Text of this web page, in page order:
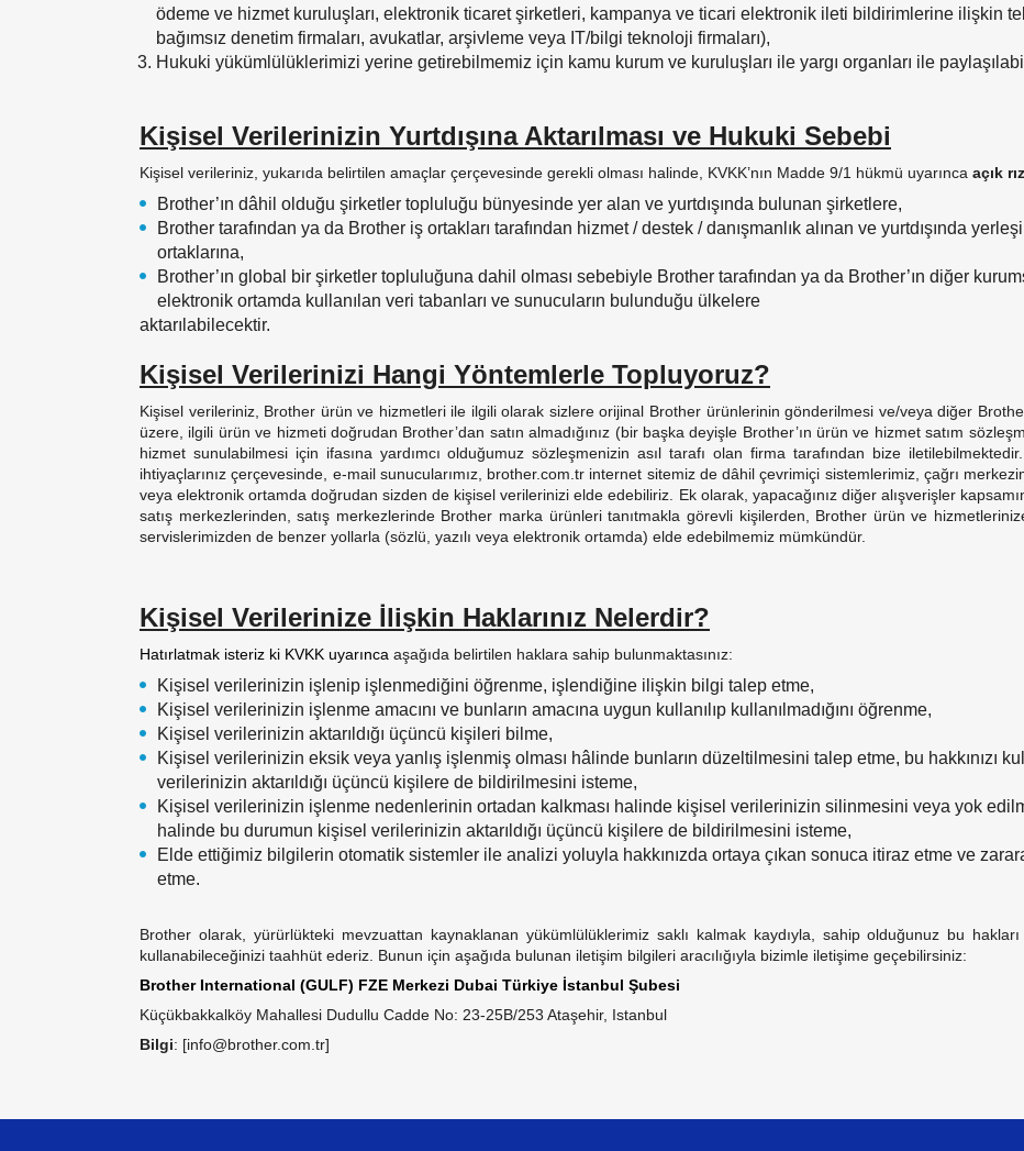
ödeme ve hizmet kuruluşları, elektronik ticaret şirketleri, kampanya ve ticari elektronik ileti bildirimlerine ilişkin
bağımsız denetim firmaları, avukatlar, arşivleme veya IT/bilgi teknoloji firmaları),
Hukuki yükümlülüklerimizi yerine getirebilmemiz için kamu kurum ve kuruluşları ile yargı organları ile
Kişisel Verilerinizin Yurtdışına Aktarılması ve Hukuki Sebebi
Kişisel verileriniz , yukarıda belirtilen amaçlar çerçevesinde gerekli olması halinde, KVKK’nın Madde 9/1 hükmü uyarınca açık
Brother’ın dâhil olduğu şirketler topluluğu bünyesinde yer alan ve yurtdışında bulunan şirketlere,
Brother tarafından ya da Brother iş ortakları tarafından hizmet / destek / danışmanlık alınan ve yurtdışında
ortaklarına,
Brother’ın global bir şirketler topluluğuna dahil olması sebebiyle Brother tarafından ya da Brother’ın diğer
elektronik ortamda kullanılan veri tabanları ve sunucuların bulunduğu ülkelere
aktarılabilecektir.
Kişisel Verilerinizi Hangi Yöntemlerle Topluyoruz?
Kişisel verileriniz, Brother ürün ve hizmetleri ile ilgili olarak sizlere orijinal Brother ürünlerinin gönderilmesi ve/veya diğer
üzere, ilgili ürün ve hizmeti doğrudan Brother’dan satın almadığınız (bir başka deyişle Brother’ın ürün ve hizmet satım
hizmet sunulabilmesi için ifasına yardımcı olduğumuz sözleşmenizin asıl tarafı olan firma tarafından bize
ihtiyaçlarınız çerçevesinde, e-mail sunucularımız, brother.com.tr internet sitemiz de dâhil çevrimiçi sistemlerimiz, çağrı
veya elektronik ortamda doğrudan sizden de kişisel verilerinizi elde edebiliriz. Ek olarak, yapacağınız diğer alışverişler
satış merkezlerinden, satış merkezlerinde Brother marka ürünleri tanıtmakla görevli kişilerden, Brother ürün ve
servislerimizden de benzer yollarla (sözlü, yazılı veya elektronik ortamda) elde edebilmemiz mümkündür.
Kişisel Verilerinize İlişkin Haklarınız Nelerdir?
Hatırlatmak isteriz ki KVKK uyarınca aşağıda belirtilen haklara sahip bulunmaktasınız:
Kişisel verilerinizin işlenip işlenmediğini öğrenme, işlendiğine ilişkin bilgi talep etme,
Kişisel verilerinizin işlenme amacını ve bunların amacına uygun kullanılıp kullanılmadığını öğrenme,
Kişisel verilerinizin aktarıldığı üçüncü kişileri bilme,
Kişisel verilerinizin eksik veya yanlış işlenmiş olması hâlinde bunların düzeltilmesini talep etme, bu hakkınızı
verilerinizin aktarıldığı üçüncü kişilere de bildirilmesini isteme,
Kişisel verilerinizin işlenme nedenlerinin ortadan kalkması halinde kişisel verilerinizin silinmesini veya yok
halinde bu durumun kişisel verilerinizin aktarıldığı üçüncü kişilere de bildirilmesini isteme,
Elde ettiğimiz bilgilerin otomatik sistemler ile analizi yoluyla hakkınızda ortaya çıkan sonuca itiraz etme ve
etme.
Brother olarak, yürürlükteki mevzuattan kaynaklanan yükümlülüklerimiz saklı kalmak kaydıyla, sahip olduğunuz bu
kullanabileceğinizi taahhüt ederiz. Bunun için aşağıda bulunan iletişim bilgileri aracılığıyla bizimle iletişime geçebilirsiniz:
Brother International (GULF) FZE Merkezi Dubai Türkiye İstanbul Şubesi
Küçükbakkalköy Mahallesi Dudullu Cadde No: 23-25B/253 Ataşehir, Istanbul
Bilgi: [info@brother.com.tr]